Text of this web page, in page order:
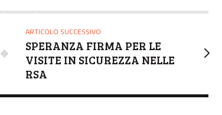
ARTICOLO SUCCESSIVO
SPERANZA FIRMA PER LE
VISITE IN SICUREZZA NELLE
RSA